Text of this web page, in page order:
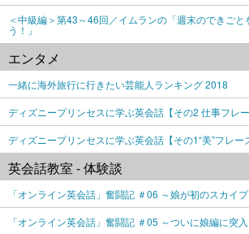
＜中級編＞第43～46回／イムランの「週末のできごと
う！」
エンタメ
一緒に海外旅行に行きたい芸能人ランキング 2018
ディズニープリンセスに学ぶ英会話【その2 仕事フレー
ディズニープリンセスに学ぶ英会話【その1“美”フレー
英会話教室 - 体験談
「オンライン英会話」奮闘記 ＃06 ～娘が初のスカイ
「オンライン英会話」奮闘記 ＃05 ～ついに娘編に突